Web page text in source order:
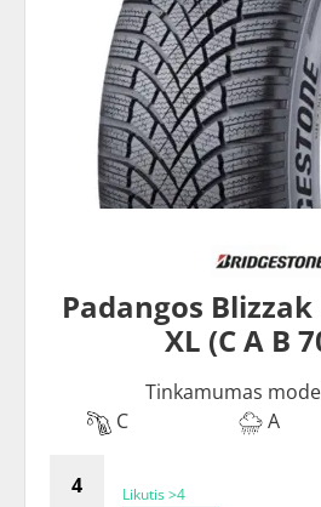
Padangos Blizzak
XL (C A B
Tinkamumas
C
A
Likutis >4